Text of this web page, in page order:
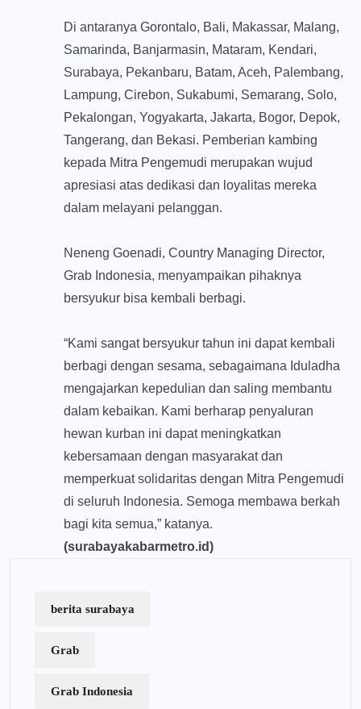
Di antaranya Gorontalo, Bali, Makassar, Malang,
Samarinda, Banjarmasin, Mataram, Kendari,
Surabaya, Pekanbaru, Batam, Aceh, Palembang,
Lampung, Cirebon, Sukabumi, Semarang, Solo,
Pekalongan, Yogyakarta, Jakarta, Bogor, Depok,
Tangerang, dan Bekasi. Pemberian kambing
kepada Mitra Pengemudi merupakan wujud
apresiasi atas dedikasi dan loyalitas mereka
dalam melayani pelanggan.
Neneng Goenadi, Country Managing Director,
Grab Indonesia, menyampaikan pihaknya
bersyukur bisa kembali berbagi.
“Kami sangat bersyukur tahun ini dapat kembali
berbagi dengan sesama, sebagaimana Iduladha
mengajarkan kepedulian dan saling membantu
dalam kebaikan. Kami berharap penyaluran
hewan kurban ini dapat meningkatkan
kebersamaan dengan masyarakat dan
memperkuat solidaritas dengan Mitra Pengemudi
di seluruh Indonesia. Semoga membawa berkah
bagi kita semua,” katanya.
(surabayakabarmetro.id)
berita surabaya
Grab
Grab Indonesia